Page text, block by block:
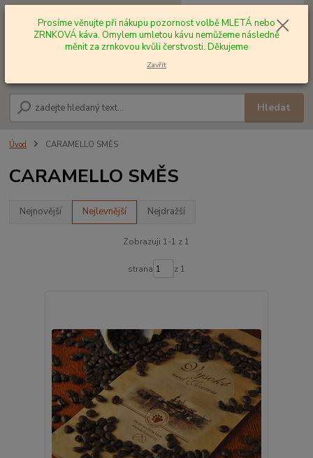
Hledat
+420 602 577 209 za0,00 Kč
Úvod CARAMELLO SMĚS
CARAMELLO SMĚS
Nejnovější Nejlevnější Nejdražší
Zobrazuji 1-1 z 1
strana z 1
Prosíme věnujte při nákupu pozornost volbě MLETÁ nebo
ZRNKOVÁ káva. Omylem umletou kávu nemůžeme následně
měnit za zrnkovou kvůli čerstvosti. Děkujeme
Zavřít